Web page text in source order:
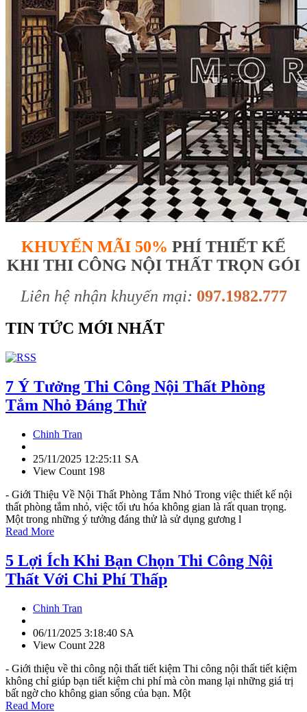
KHUYẾN MÃI 50% PHÍ THIẾT KẾ
KHI THI CÔNG NỘI THẤT TRỌN GÓI
Liên hệ nhận khuyến mại: 097.1982.777
TIN TỨC MỚI NHẤT
7 Ý Tưởng Thi Công Nội Thất Phòng
Tắm Nhỏ Đáng Thử
Chinh Tran
25/11/2025 12:25:11 SA
View Count 198
- Giới Thiệu Về Nội Thất Phòng Tắm Nhỏ Trong việc thiết kế nội
thất phòng tắm nhỏ, việc tối ưu hóa không gian là rất quan trọng.
Một trong những ý tưởng đáng thử là sử dụng gương l
Read More
5 Lợi Ích Khi Bạn Chọn Thi Công Nội
Thất Với Chi Phí Thấp
Chinh Tran
06/11/2025 3:18:40 SA
View Count 228
- Giới thiệu về thi công nội thất tiết kiệm Thi công nội thất tiết kiệm
không chỉ giúp bạn tiết kiệm chi phí mà còn mang lại những giá trị
bất ngờ cho không gian sống của bạn. Một
Read More